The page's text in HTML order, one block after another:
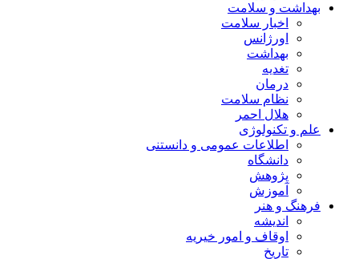
بهداشت و سلامت
اخبار سلامت
اورژانس
بهداشت
تغدیه
درمان
نظام سلامت
هلال احمر
علم و تکنولوژی
اطلاعات عمومی و دانستنی
دانشگاه
پژوهش
آموزش
فرهنگ و هنر
اندیشه
اوقاف و امور خیریه
تاریخ